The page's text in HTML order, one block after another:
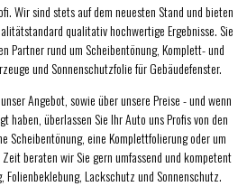
Wir sind stets auf dem neuesten Stand und bieten
qualitativ hochwertige Ergebnisse. Sie
Partner rund um Scheibentönung, Komplett- und
und Sonnenschutzfolie für Gebäudefenster.
Angebot, sowie über unsere Preise - und wenn
haben, überlassen Sie Ihr Auto uns Profis von den
Scheibentönung, eine Komplettfolierung oder um
beraten wir Sie gern umfassend und kompetent
Folienbeklebung, Lackschutz und Sonnenschutz.